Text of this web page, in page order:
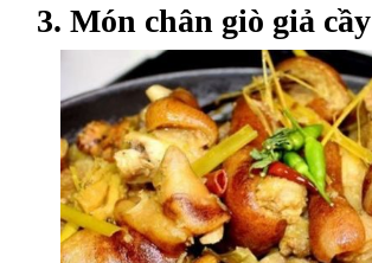
3. Món chân giò giả cầy